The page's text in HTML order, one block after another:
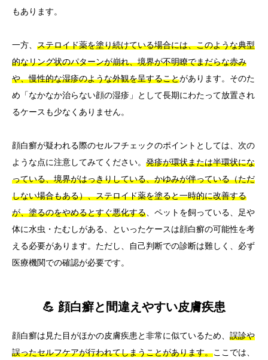
もあります。
一方、 ステロイド薬を塗り続けている場合には、このような典型
的なリング状のパターンが崩れ、境界が不明瞭でまだらな赤み
や、慢性的な湿疹のような外観を呈することがあります。そのた
め「なかなか治らない顔の湿疹」として長期にわたって放置され
るケースも少なくありません。
顔白癬が疑われる際のセルフチェックのポイントとしては、次の
ような点に注意してみてください。 発疹が環状または半環状にな
っている、境界がはっきりしている、かゆみが伴っている（ただ
しない場合もある）、ステロイド薬を塗ると一時的に改善する
が、塗るのをやめるとすぐ悪化する 、ペットを飼っている、足や
体に水虫・たむしがある、といったケースは顔白癬の可能性を考
える必要があります。ただし、自己判断での診断は難しく、必ず
医療機関での確認が必要です。
💪 顔白癬と間違えやすい皮膚疾患
顔白癬は見た目がほかの皮膚疾患と非常に似ているため、 誤診や
誤ったセルフケアが行われてしまうことがあります。ここでは、